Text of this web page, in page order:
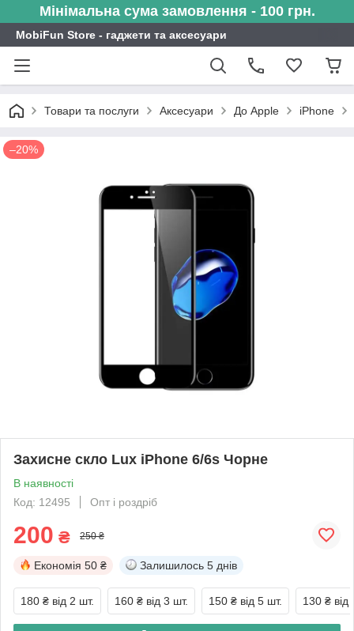
Мінімальна сума замовлення - 100 грн.
MobiFun Store - гаджети та аксесуари
Товари та послуги Аксесуари До Apple iPhone
–20%
Захисне скло Lux iPhone 6/6s Чорне
В наявності
Код: 12495
Опт і роздріб
200 ₴ 250 ₴
Економія 50 ₴ Залишилось 5 днів
180 ₴ від 2 шт. 160 ₴ від 3 шт. 150 ₴ від 5 шт. 130 ₴ від